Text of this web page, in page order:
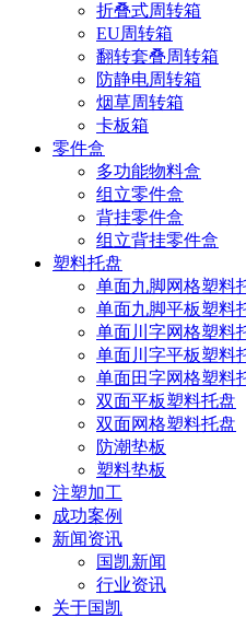
折叠式周转箱
EU周转箱
翻转套叠周转箱
防静电周转箱
烟草周转箱
卡板箱
零件盒
多功能物料盒
组立零件盒
背挂零件盒
组立背挂零件盒
塑料托盘
单面九脚网格塑料
单面九脚平板塑料
单面川字网格塑料
单面川字平板塑料
单面田字网格塑料
双面平板塑料托盘
双面网格塑料托盘
防潮垫板
塑料垫板
注塑加工
成功案例
新闻资讯
国凯新闻
行业资讯
关于国凯